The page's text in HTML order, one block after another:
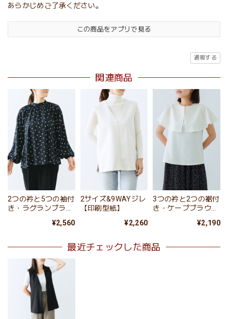
あらかじめご了承ください。
この商品をアプリで見る
通報する
関連商品
2つの衿と5つの袖付
き・ラグランブラウ
¥2,560
2サイズ&9WAYジレ
【印刷型紙】
¥2,260
3つの衿と2つの裾付
き・ケープブラウス
¥2,190
最近チェックした商品